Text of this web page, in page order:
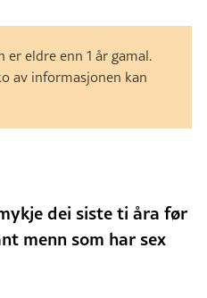
er eldre enn 1 år gamal.
av informasjonen kan
dei siste ti åra før
menn som har sex